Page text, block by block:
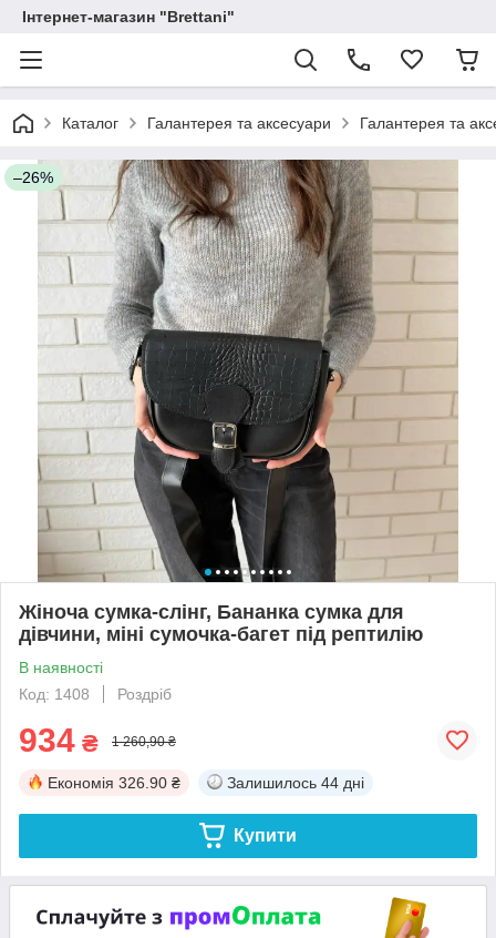
Інтернет-магазин "Brettani"
Каталог Галантерея та аксесуари Галантерея та
–26%
Жіноча сумка-слінг, Бананка сумка для
дівчини, міні сумочка-багет під рептилію
В наявності
Код: 1408
Роздріб
934 ₴ 1 260,90 ₴
Економія 326.90 ₴ Залишилось 44 дні
Купити